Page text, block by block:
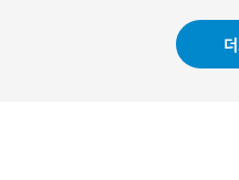
기록도 보인다. 그동안 ‘남